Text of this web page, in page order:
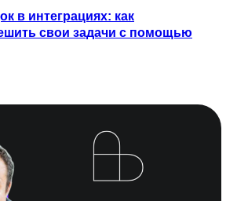
в интеграциях: как
свои задачи с помощью